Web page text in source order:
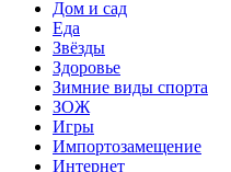
Дом и сад
Еда
Звёзды
Здоровье
Зимние виды спорта
ЗОЖ
Игры
Импортозамещение
Интернет